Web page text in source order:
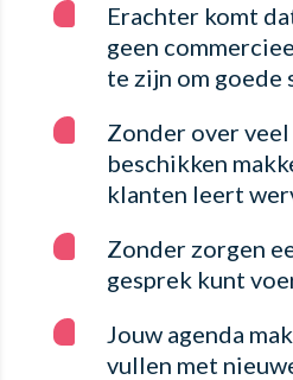
Erachter komt
geen
te zijn om goede
Zonder over
beschikken
klanten leert
Zonder zorgen
gesprek kunt
Jouw agenda
vullen met